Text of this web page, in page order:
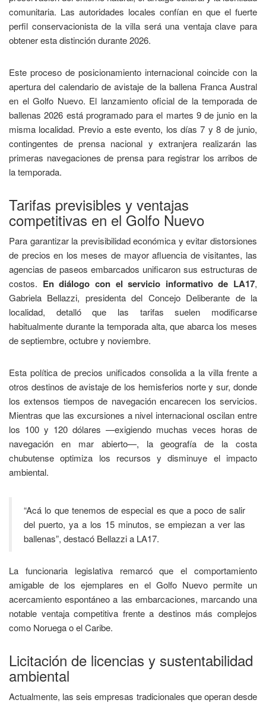
comunitaria. Las autoridades locales confían en que el fuerte
perfil conservacionista de la villa será una ventaja clave para
obtener esta distinción durante 2026.
Este proceso de posicionamiento internacional coincide con la
apertura del calendario de avistaje de la ballena Franca Austral
en el Golfo Nuevo. El lanzamiento oficial de la temporada de
ballenas 2026 está programado para el martes 9 de junio en la
misma localidad. Previo a este evento, los días 7 y 8 de junio,
contingentes de prensa nacional y extranjera realizarán las
primeras navegaciones de prensa para registrar los arribos de
la temporada.
Tarifas previsibles y ventajas
competitivas en el Golfo Nuevo
Para garantizar la previsibilidad económica y evitar distorsiones
de precios en los meses de mayor afluencia de visitantes, las
agencias de paseos embarcados unificaron sus estructuras de
costos. En diálogo con el servicio informativo de LA17,
Gabriela Bellazzi, presidenta del Concejo Deliberante de la
localidad, detalló que las tarifas suelen modificarse
habitualmente durante la temporada alta, que abarca los meses
de septiembre, octubre y noviembre.
Esta política de precios unificados consolida a la villa frente a
otros destinos de avistaje de los hemisferios norte y sur, donde
los extensos tiempos de navegación encarecen los servicios.
Mientras que las excursiones a nivel internacional oscilan entre
los 100 y 120 dólares —exigiendo muchas veces horas de
navegación en mar abierto—, la geografía de la costa
chubutense optimiza los recursos y disminuye el impacto
ambiental.
“Acá lo que tenemos de especial es que a poco de salir
del puerto, ya a los 15 minutos, se empiezan a ver las
ballenas”, destacó Bellazzi a LA17.
La funcionaria legislativa remarcó que el comportamiento
amigable de los ejemplares en el Golfo Nuevo permite un
acercamiento espontáneo a las embarcaciones, marcando una
notable ventaja competitiva frente a destinos más complejos
como Noruega o el Caribe.
Licitación de licencias y sustentabilidad
ambiental
Actualmente, las seis empresas tradicionales que operan desde